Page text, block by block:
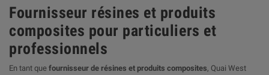
Fournisseur résines et produits
composites pour particuliers et
professionnels
En tant que fournisseur de résines et produits composites, Quai West